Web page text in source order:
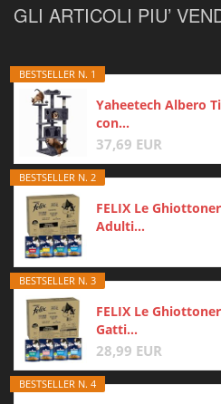
GLI ARTICOLI PIU’
BESTSELLER N. 1
Yaheetech Albero
con...
37,69 EUR
BESTSELLER N. 2
FELIX Le
Adulti...
BESTSELLER N. 3
FELIX Le
Gatti...
28,99 EUR
BESTSELLER N. 4